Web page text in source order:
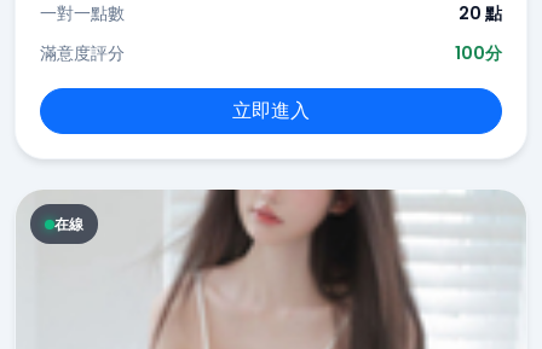
一對一點數
20 點
滿意度評分
100分
立即進入
在線